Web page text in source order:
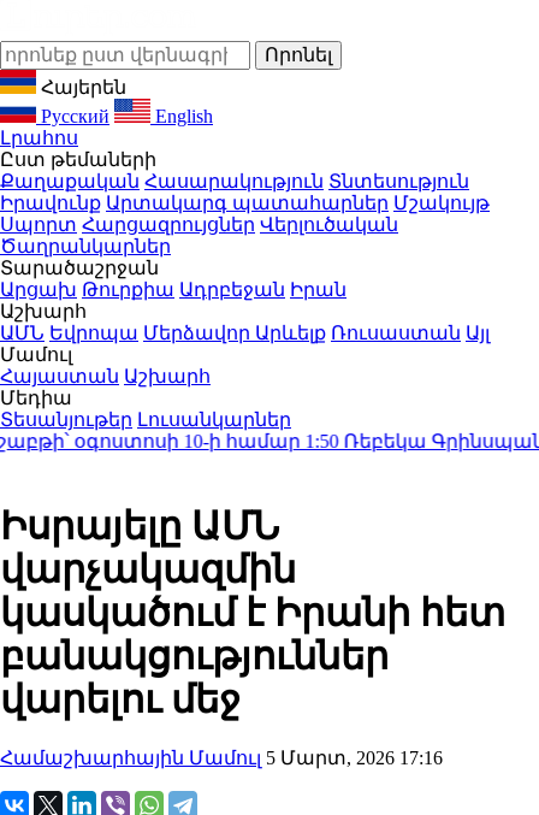
Հայերեն
Русский
English
Լրահոս
Ըստ թեմաների
Քաղաքական Հասարակություն Տնտեսություն
Իրավունք Արտակարգ պատահարներ Մշակույթ
Սպորտ Հարցազրույցներ Վերլուծական
Ծաղրանկարներ
Տարածաշրջան
Արցախ Թուրքիա Ադրբեջան Իրան
Աշխարհ
ԱՄՆ Եվրոպա Մերձավոր Արևելք Ռուսաստան Այլ
Մամուլ
Հայաստան Աշխարհ
Մեդիա
Տեսանյութեր Լուսանկարներ
օգոստոսի 10-ի համար1:50 Ռեբեկա Գրինսպանը
Իսրայելը ԱՄՆ
վարչակազմին
կասկածում է Իրանի հետ
բանակցություններ
վարելու մեջ
Համաշխարհային Մամուլ 5 Մարտ, 2026 17:16